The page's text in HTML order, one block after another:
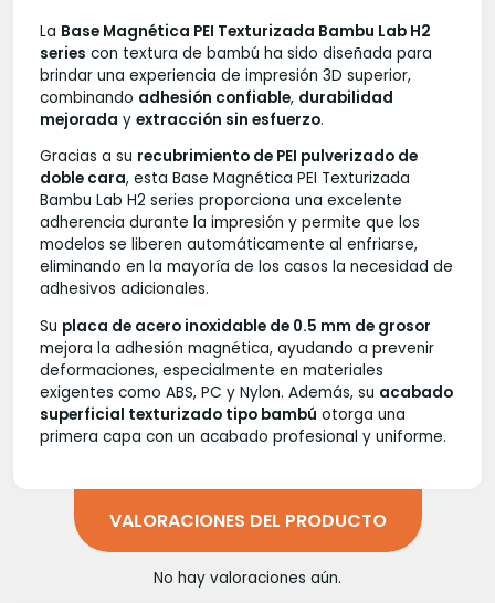
La Base Magnética PEI Texturizada Bambu Lab H2
series con textura de bambú ha sido diseñada para
brindar una experiencia de impresión 3D superior,
combinando adhesión confiable, durabilidad
mejorada y extracción sin esfuerzo.
Gracias a su recubrimiento de PEI pulverizado de
doble cara, esta Base Magnética PEI Texturizada
Bambu Lab H2 series proporciona una excelente
adherencia durante la impresión y permite que los
modelos se liberen automáticamente al enfriarse,
eliminando en la mayoría de los casos la necesidad de
adhesivos adicionales.
Su placa de acero inoxidable de 0.5 mm de grosor
mejora la adhesión magnética, ayudando a prevenir
deformaciones, especialmente en materiales
exigentes como ABS, PC y Nylon. Además, su acabado
superficial texturizado tipo bambú otorga una
primera capa con un acabado profesional y uniforme.
VALORACIONES DEL PRODUCTO
No hay valoraciones aún.